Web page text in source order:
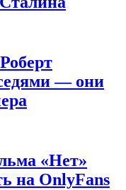
— они
«Нет»
на OnlyFans